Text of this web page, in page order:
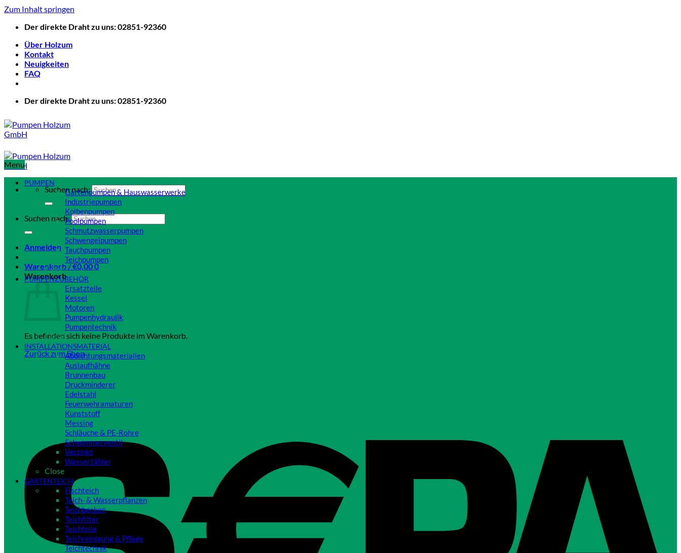
Zum Inhalt springen
Der direkte Draht zu uns: 02851-92360
Über Holzum
Kontakt
Neuigkeiten
FAQ
Der direkte Draht zu uns: 02851-92360
Suchen nach:
Suchen nach:
Anmelden
Warenkorb /€0,000
Warenkorb
Es befinden sich keine Produkte im Warenkorb.
Zurück zum Shop
Menu
PUMPEN
Gartenpumpen & Hauswasserwerke
Industriepumpen
Kolbenpumpen
Poolpumpen
Schmutzwasserpumpen
Schwengelpumpen
Tauchpumpen
Teichpumpen
Close
PUMPENZUBEHÖR
Ersatzteile
Kessel
Motoren
Pumpenhydraulik
Pumpentechnik
Close
INSTALLATIONSMATERIAL
Abdichtungsmaterialien
Auslaufhähne
Brunnenbau
Druckminderer
Edelstahl
Feuerwehramaturen
Kunststoff
Messing
Schläuche & PE-Rohre
Schwimmerventil
Verzinkt
Wasserzähler
Close
GARTENTEICH
Fischteich
Teich- & Wasserpflanzen
Teichbecken
Teichfilter
Teichfolie
Teichreinigung & Pflege
Teichtechnik